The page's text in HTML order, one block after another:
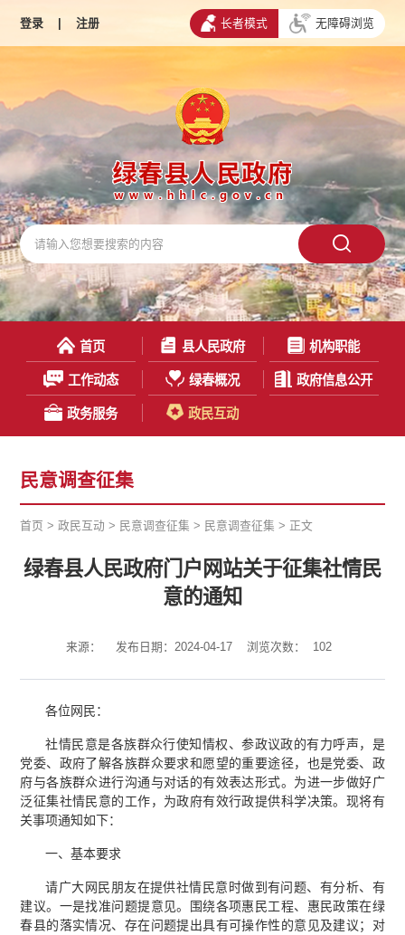
登录 | 注册 长者模式 无障碍浏览
首页 县人民政府 机构职能
工作动态 绿春概况 政府信息公开
政务服务 政民互动
民意调查征集
首页 >政民互动 > 民意调查征集 > 民意调查征集 > 正文
绿春县人民政府门户网站关于征集社情民
意的通知
来源： 发布日期：2024-04-17 浏览次数： 102
各位网民：
社情民意是各族群众行使知情权、参政议政的有力呼声，是
党委、政府了解各族群众要求和愿望的重要途径，也是党委、政
府与各族群众进行沟通与对话的有效表达形式。为进一步做好广
泛征集社情民意的工作，为政府有效行政提供科学决策。现将有
关事项通知如下：
一、基本要求
请广大网民朋友在提供社情民意时做到有问题、有分析、有
建议。一是找准问题提意见。围绕各项惠民工程、惠民政策在绿
春县的落实情况、存在问题提出具有可操作性的意见及建议；对